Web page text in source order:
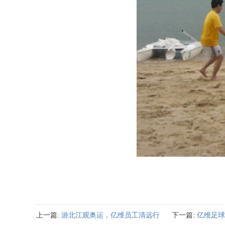
上一篇: 游北江观奥运，亿维员工清远行 下一篇: 亿维足